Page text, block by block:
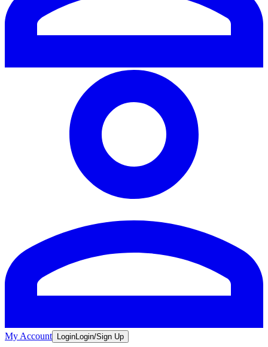
My Account Login Login/Sign Up